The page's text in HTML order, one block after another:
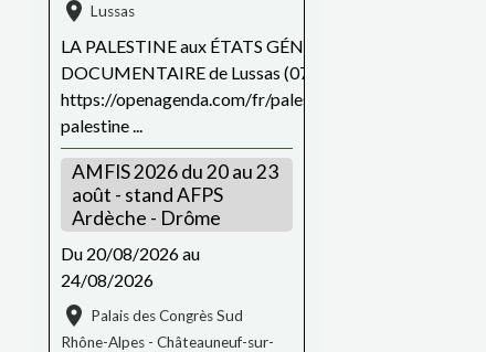
Lussas
LA PALESTINE aux ÉTATS GÉNÉRAUX DU FILM
DOCUMENTAIRE de Lussas (07) du 17 au 21 août
https://openagenda.com/fr/palestine/events/
palestine ...
AMFIS 2026 du 20 au 23
août - stand AFPS
Ardèche - Drôme
Du 20/08/2026au
24/08/2026
Palais des Congrès Sud
Rhône-Alpes - Châteauneuf-sur-